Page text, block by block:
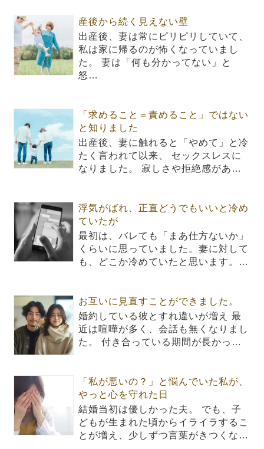
産後から続く見えない壁
出産後、妻は常にピリピリしていて、
私は家に帰るのが怖くなっていまし
た。 妻は「何も分かってない」と
怒…
「求めること＝責めること」ではない
と知りました
出産後、妻に触れると「やめて」と冷
たく言われて以来、 セックスレスに
なりました。 寂しさや拒絶感があ…
浮気がばれ、正直どうでもいいと冷め
ていたが
最初は、バレても「まあ仕方ないか」
くらいに思っていました。妻に対して
も、どこか冷めていたと思います。…
お互いに見直すことができました。
婚約している彼とすれ違いが増え 最
近は喧嘩が多く、会話も無くなりまし
た。 付き合っている期間が長かっ…
「私が悪いの？」と悩んでいた私が、
やっと心を守れた日
結婚当初は優しかった夫。 でも、子
どもが生まれた頃からイライラするこ
とが増え、少しずつ言葉がきつくな…